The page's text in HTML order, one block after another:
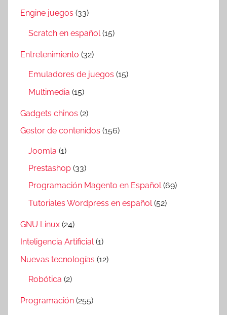
Engine juegos (33)
Scratch en español (15)
Entretenimiento (32)
Emuladores de juegos (15)
Multimedia (15)
Gadgets chinos (2)
Gestor de contenidos (156)
Joomla (1)
Prestashop (33)
Programación Magento en Español(69)
Tutoriales Wordpress en español (52)
GNU Linux (24)
Inteligencia Artificial(1)
Nuevas tecnologías (12)
Robótica (2)
Programación (255)